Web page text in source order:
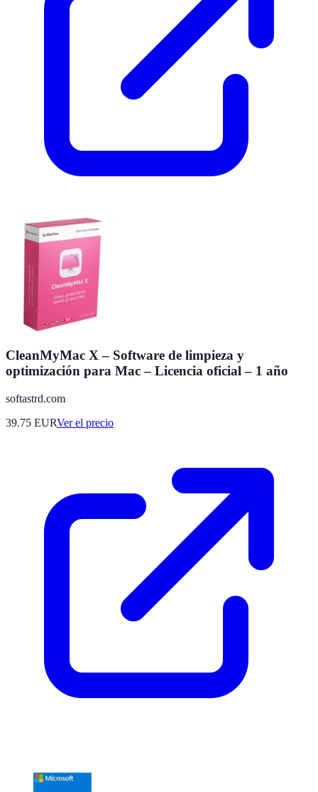
CleanMyMac X – Software de limpieza y
optimización para Mac – Licencia oficial – 1 año
softastrd.com
39.75 EURVer el precio